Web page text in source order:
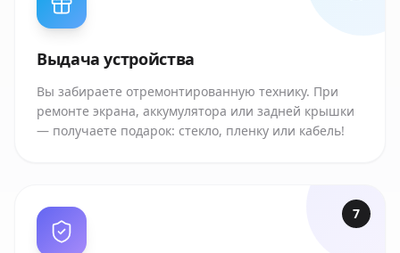
Выдача устройства
Вы забираете отремонтированную технику. При
ремонте экрана, аккумулятора или задней крышки
— получаете подарок: стекло, пленку или кабель!
7